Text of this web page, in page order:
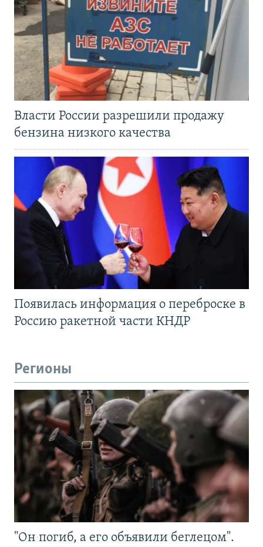
Власти России разрешили продажу
бензина низкого качества
Появилась информация о переброске в
Россию ракетной части КНДР
Регионы
"Он погиб, а его объявили беглецом".